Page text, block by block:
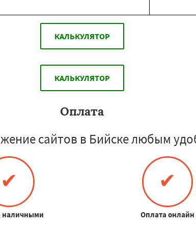
КАЛЬКУЛЯТОР
КАЛЬКУЛЯТОР
Оплата
сайтов в Бийске любым
✔
наличными
✔
Оплата онлайн